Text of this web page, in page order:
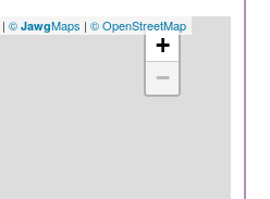
+
−
| © JawgMaps | © OpenStreetMap